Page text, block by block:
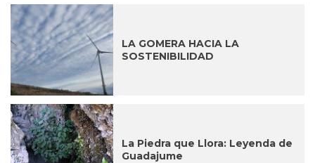
LA GOMERA HACIA LA
SOSTENIBILIDAD
La Piedra que Llora: Leyenda de
Guadajume